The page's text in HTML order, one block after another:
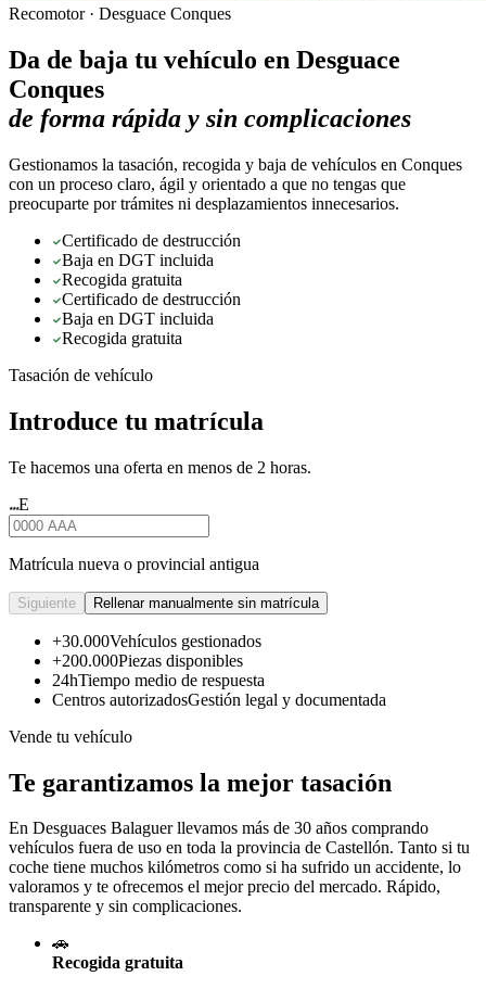
Recomotor · Desguace Conques
Da de baja tu vehículo en Desguace
Conques
de forma rápida y sin complicaciones
Gestionamos la tasación, recogida y baja de vehículos en Conques
con un proceso claro, ágil y orientado a que no tengas que
preocuparte por trámites ni desplazamientos innecesarios.
Certificado de destrucción
Baja en DGT incluida
Recogida gratuita
Certificado de destrucción
Baja en DGT incluida
Recogida gratuita
Tasación de vehículo
Introduce tu matrícula
Te hacemos una oferta en menos de 2 horas.
★★★E
Matrícula nueva o provincial antigua
Siguiente Rellenar manualmente sin matrícula
+30.000Vehículos gestionados
+200.000Piezas disponibles
24hTiempo medio de respuesta
Centros autorizadosGestión legal y documentada
Vende tu vehículo
Te garantizamos la mejor tasación
En Desguaces Balaguerllevamos más de 30 años comprando
vehículos fuera de uso en toda la provincia de Castellón. Tanto si tu
coche tiene muchos kilómetros como si ha sufrido un accidente, lo
valoramos y te ofrecemos el mejor precio del mercado. Rápido,
transparente y sin complicaciones.
🚗
Recogida gratuita